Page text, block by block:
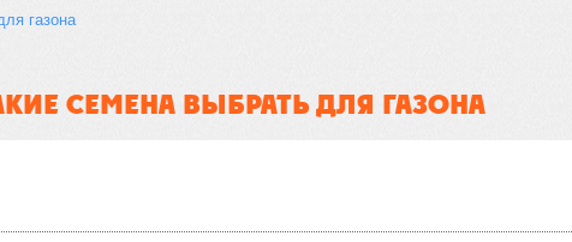
газона
СЕМЕНА ВЫБРАТЬ ДЛЯ ГАЗОНА